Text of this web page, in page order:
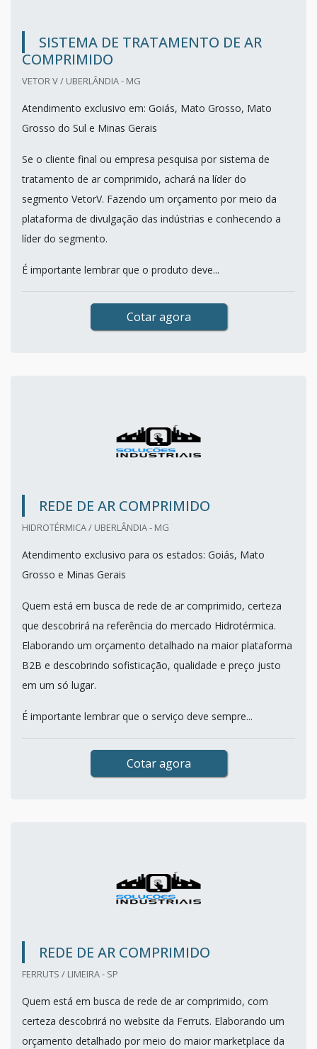
SISTEMA DE TRATAMENTO DE AR
COMPRIMIDO
VETOR V / UBERLÂNDIA - MG
Atendimento exclusivo em: Goiás, Mato Grosso, Mato
Grosso do Sul e Minas Gerais
Se o cliente final ou empresa pesquisa por sistema de
tratamento de ar comprimido, achará na líder do
segmento VetorV. Fazendo um orçamento por meio da
plataforma de divulgação das indústrias e conhecendo a
líder do segmento.
É importante lembrar que o produto deve...
Cotar agora
REDE DE AR COMPRIMIDO
HIDROTÉRMICA / UBERLÂNDIA - MG
Atendimento exclusivo para os estados: Goiás, Mato
Grosso e Minas Gerais
Quem está em busca de rede de ar comprimido, certeza
que descobrirá na referência do mercado Hidrotérmica.
Elaborando um orçamento detalhado na maior plataforma
B2B e descobrindo sofisticação, qualidade e preço justo
em um só lugar.
É importante lembrar que o serviço deve sempre...
Cotar agora
REDE DE AR COMPRIMIDO
FERRUTS / LIMEIRA - SP
Quem está em busca de rede de ar comprimido, com
certeza descobrirá no website da Ferruts. Elaborando um
orçamento detalhado por meio do maior marketplace da